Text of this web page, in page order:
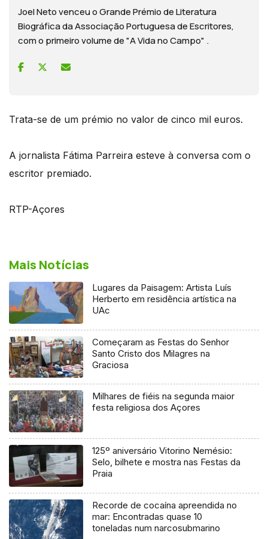
Joel Neto venceu o Grande Prémio de Literatura
Biográfica da Associação Portuguesa de Escritores,
com o primeiro volume de "A Vida no Campo" .
Trata-se de um prémio no valor de cinco mil euros.
A jornalista Fátima Parreira esteve à conversa com o
escritor premiado.
RTP-Açores
Mais Notícias
Lugares da Paisagem: Artista Luís
Herberto em residência artística na
UAc
Começaram as Festas do Senhor
Santo Cristo dos Milagres na
Graciosa
Milhares de fiéis na segunda maior
festa religiosa dos Açores
125º aniversário Vitorino Nemésio:
Selo, bilhete e mostra nas Festas da
Praia
Recorde de cocaína apreendida no
mar: Encontradas quase 10
toneladas num narcosubmarino